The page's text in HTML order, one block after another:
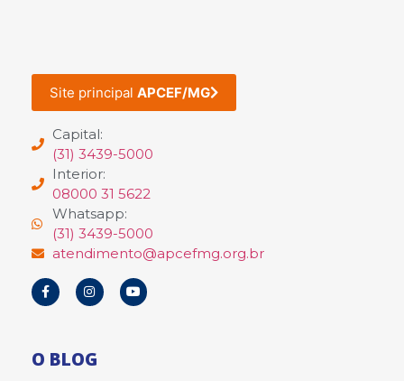
Site principal APCEF/MG
Capital:
(31) 3439-5000
Interior:
08000 31 5622
Whatsapp:
(31) 3439-5000
atendimento@apcefmg.org.br
O BLOG